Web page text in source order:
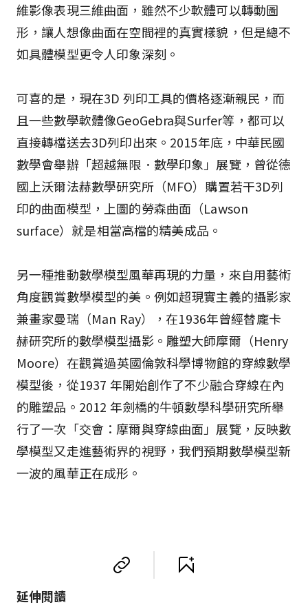
維影像表現三維曲面，雖然不少軟體可以轉動圖
形，讓人想像曲面在空間裡的真實樣貌，但是總不
如具體模型更令人印象深刻。
可喜的是，現在3D 列印工具的價格逐漸親民，而
且一些數學軟體像GeoGebra與Surfer等，都可以
直接轉檔送去3D列印出來。2015年底，中華民國
數學會舉辦「超越無限．數學印象」展覽，曾從德
國上沃爾法赫數學研究所（MFO）購置若干3D列
印的曲面模型，上圖的勞森曲面（Lawson
surface）就是相當高檔的精美成品。
另一種推動數學模型風華再現的力量，來自用藝術
角度觀賞數學模型的美。例如超現實主義的攝影家
兼畫家曼瑞（Man Ray），在1936年曾經替龐卡
赫研究所的數學模型攝影。雕塑大師摩爾（Henry
Moore）在觀賞過英國倫敦科學博物館的穿線數學
模型後，從1937 年開始創作了不少融合穿線在內
的雕塑品。2012 年劍橋的牛頓數學科學研究所舉
行了一次「交會：摩爾與穿線曲面」展覽，反映數
學模型又走進藝術界的視野，我們預期數學模型新
一波的風華正在成形。
延伸閱讀